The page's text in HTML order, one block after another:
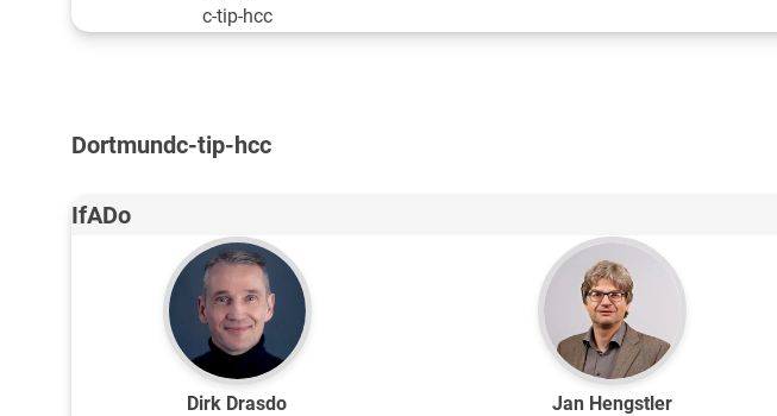
c-tip-hcc
Dortmundc-tip-hcc
IfADo
Dirk Drasdo
Jan Hengstler